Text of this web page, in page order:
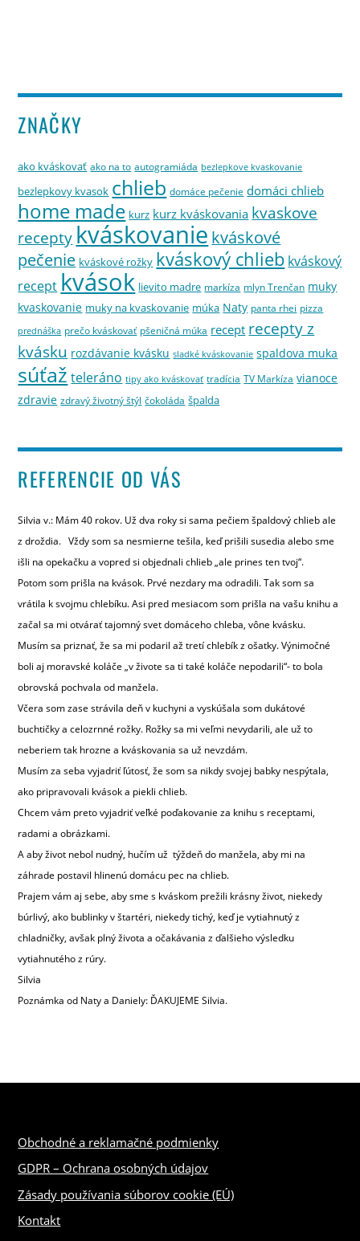
ZNAČKY
ako kváskovať ako na to autogramiáda bezlepkove kvaskovanie
bezlepkovy kvasok chlieb domáce pečenie domáci chlieb
home made kurz kurz kváskovania kvaskove
recepty kváskovanie kváskové
pečenie kváskové rožky kváskový chlieb kváskový
recept kvások lievito madre markíza mlyn Trenčan muky
kvaskovanie muky na kvaskovanie múka Naty panta rhei pizza
prednáška prečo kváskovať pšeničná múka recept recepty z
kvásku rozdávanie kvásku sladké kváskovanie spaldova muka
súťaž teleráno tipy ako kváskovať tradícia TV Markíza vianoce
zdravie zdravý životný štýl čokoláda špalda
REFERENCIE OD VÁS
Silvia v.: Mám 40 rokov. Už dva roky si sama pečiem špaldový chlieb ale
z droždia. Vždy som sa nesmierne tešila, keď prišili susedia alebo sme
išli na opekačku a vopred si objednali chlieb „ale prines ten tvoj“.
Potom som prišla na kvások. Prvé nezdary ma odradili. Tak som sa
vrátila k svojmu chlebíku. Asi pred mesiacom som prišla na vašu knihu a
začal sa mi otvárať tajomný svet domáceho chleba, vône kvásku.
Musím sa priznať, že sa mi podaril až tretí chlebík z ošatky. Výnimočné
boli aj moravské koláče „v živote sa ti také koláče nepodarili“- to bola
obrovská pochvala od manžela.
Včera som zase strávila deň v kuchyni a vyskúšala som dukátové
buchtičky a celozrnné rožky. Rožky sa mi veľmi nevydarili, ale už to
neberiem tak hrozne a kváskovania sa už nevzdám.
Musím za seba vyjadriť ľútosť, že som sa nikdy svojej babky nespýtala,
ako pripravovali kvások a piekli chlieb.
Chcem vám preto vyjadriť veľké poďakovanie za knihu s receptami,
radami a obrázkami.
A aby život nebol nudný, hučím už týždeň do manžela, aby mi na
záhrade postavil hlinenú domácu pec na chlieb.
Prajem vám aj sebe, aby sme s kváskom prežili krásny život, niekedy
búrlivý, ako bublinky v štartéri, niekedy tichý, keď je vytiahnutý z
chladničky, avšak plný života a očakávania z ďalšieho výsledku
vytiahnutého z rúry.
Silvia
Poznámka od Naty a Daniely: ĎAKUJEME Silvia.
Obchodné a reklamačné podmienky
GDPR – Ochrana osobných údajov
Zásady používania súborov cookie (EÚ)
Kontakt